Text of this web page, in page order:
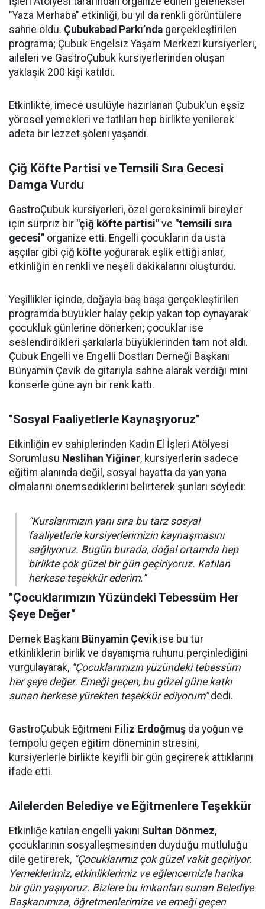
"Yaza Merhaba" etkinliği, bu yıl da renkli görüntülere
sahne oldu. Çubukabad Parkı’nda gerçekleştirilen
programa; Çubuk Engelsiz Yaşam Merkezi kursiyerleri,
aileleri ve GastroÇubuk kursiyerlerinden oluşan
yaklaşık 200 kişi katıldı.
Etkinlikte, imece usulüyle hazırlanan Çubuk’un eşsiz
yöresel yemekleri ve tatlıları hep birlikte yenilerek
adeta bir lezzet şöleni yaşandı.
Çiğ Köfte Partisi ve Temsili Sıra Gecesi
Damga Vurdu
GastroÇubuk kursiyerleri, özel gereksinimli bireyler
için sürpriz bir "çiğ köfte partisi" ve "temsili sıra
gecesi" organize etti. Engelli çocukların da usta
aşçılar gibi çiğ köfte yoğurarak eşlik ettiği anlar,
etkinliğin en renkli ve neşeli dakikalarını oluşturdu.
Yeşillikler içinde, doğayla baş başa gerçekleştirilen
programda büyükler halay çekip yakan top oynayarak
çocukluk günlerine dönerken; çocuklar ise
seslendirdikleri şarkılarla büyüklerinden tam not aldı.
Çubuk Engelli ve Engelli Dostları Derneği Başkanı
Bünyamin Çevik de gitarıyla sahne alarak verdiği mini
konserle güne ayrı bir renk kattı.
"Sosyal Faaliyetlerle Kaynaşıyoruz"
Etkinliğin ev sahiplerinden Kadın El İşleri Atölyesi
Sorumlusu Neslihan Yiğiner, kursiyerlerin sadece
eğitim alanında değil, sosyal hayatta da yan yana
olmalarını önemsediklerini belirterek şunları söyledi:
"Kurslarımızın yanı sıra bu tarz sosyal
faaliyetlerle kursiyerlerimizin kaynaşmasını
sağlıyoruz. Bugün burada, doğal ortamda hep
birlikte çok güzel bir gün geçiriyoruz. Katılan
herkese teşekkür ederim."
"Çocuklarımızın Yüzündeki Tebessüm Her
Şeye Değer"
Dernek Başkanı Bünyamin Çevikise bu tür
etkinliklerin birlik ve dayanışma ruhunu perçinlediğini
vurgulayarak, "Çocuklarımızın yüzündeki tebessüm
her şeye değer. Emeği geçen, bu güzel güne katkı
sunan herkese yürekten teşekkür ediyorum"dedi.
GastroÇubuk Eğitmeni Filiz Erdoğmuş da yoğun ve
tempolu geçen eğitim döneminin stresini,
kursiyerlerle birlikte keyifli bir gün geçirerek attıklarını
ifade etti.
Ailelerden Belediye ve Eğitmenlere Teşekkür
Etkinliğe katılan engelli yakını Sultan Dönmez,
çocuklarının sosyalleşmesinden duyduğu mutluluğu
dile getirerek, "Çocuklarımız çok güzel vakit geçiriyor.
Yemeklerimiz, etkinliklerimiz ve eğlencemizle harika
bir gün yaşıyoruz. Bizlere bu imkanları sunan Belediye
Başkanımıza, öğretmenlerimize ve emeği geçen